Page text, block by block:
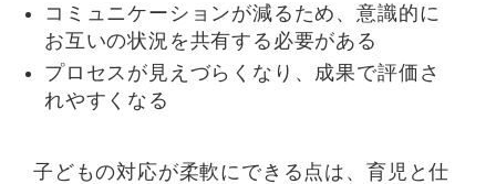
コミュニケーションが減るため、意識的に
お互いの状況を共有する必要がある
プロセスが見えづらくなり、成果で評価さ
れやすくなる
子どもの対応が柔軟にできる点は、育児と仕